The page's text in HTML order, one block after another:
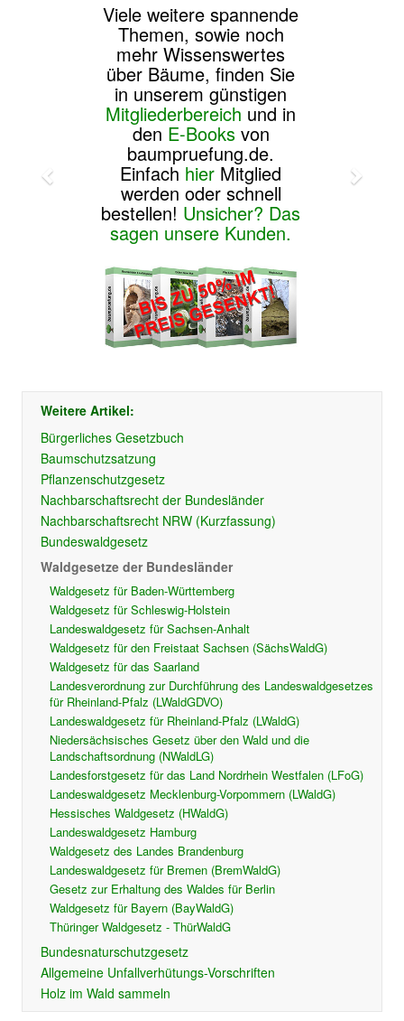
Viele weitere spannende
Themen, sowie noch
mehr Wissenswertes
über Bäume, finden Sie
in unserem günstigen
Mitgliederbereich und in
den E-Booksvon
baumpruefung.de.
Einfach hier Mitglied
werden oder schnell
bestellen! Unsicher? Das
sagen unsere Kunden.
Weitere Artikel:
Bürgerliches Gesetzbuch
Baumschutzsatzung
Pflanzenschutzgesetz
Nachbarschaftsrecht der Bundesländer
Nachbarschaftsrecht NRW (Kurzfassung)
Bundeswaldgesetz
Waldgesetze der Bundesländer
Waldgesetz für Baden-Württemberg
Waldgesetz für Schleswig-Holstein
Landeswaldgesetz für Sachsen-Anhalt
Waldgesetz für den Freistaat Sachsen (SächsWaldG)
Waldgesetz für das Saarland
Landesverordnung zur Durchführung des Landeswaldgesetzes
für Rheinland-Pfalz (LWaldGDVO)
Landeswaldgesetz für Rheinland-Pfalz (LWaldG)
Niedersächsisches Gesetz über den Wald und die
Landschaftsordnung (NWaldLG)
Landesforstgesetz für das Land Nordrhein Westfalen (LFoG)
Landeswaldgesetz Mecklenburg-Vorpommern (LWaldG)
Hessisches Waldgesetz (HWaldG)
Landeswaldgesetz Hamburg
Waldgesetz des Landes Brandenburg
Landeswaldgesetz für Bremen (BremWaldG)
Gesetz zur Erhaltung des Waldes für Berlin
Waldgesetz für Bayern (BayWaldG)
Thüringer Waldgesetz - ThürWaldG
Bundesnaturschutzgesetz
Allgemeine Unfallverhütungs-Vorschriften
Holz im Wald sammeln